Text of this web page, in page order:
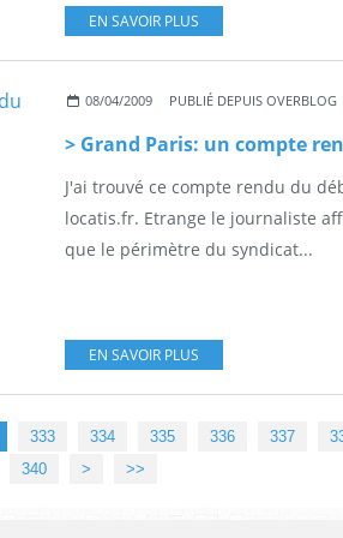
EN SAVOIR PLUS
08/04/2009 PUBLIÉ DEPUIS OVERBLOG
J'ai trouvé ce compte rendu du
locatis.fr. Etrange le journaliste
que le périmètre du syndicat...
EN SAVOIR PLUS
333 334 335 336 337
340 350
360
370
380
390
400
> >>